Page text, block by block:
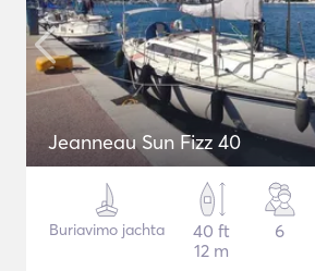
Jeanneau Sun Fizz 40
Buriavimo jachta
40 ft
12 m
6